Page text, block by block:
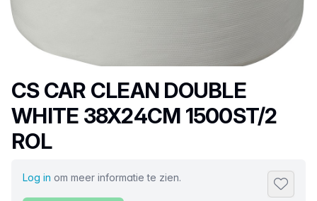
Productnaam
CS CAR CLEAN DOUBLE
WHITE 38X24CM 1500ST/2
ROL
Log in om meer informatie te zien.